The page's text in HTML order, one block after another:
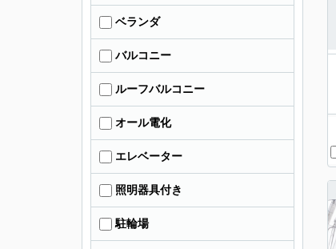
ベランダ
バルコニー
ルーフバルコニー
オール電化
エレベーター
照明器具付き
駐輪場